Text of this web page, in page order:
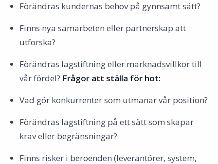
Förändras kundernas behov på gynnsamt sätt?
Finns nya samarbeten eller partnerskap att
utforska?
Förändras lagstiftning eller marknadsvillkor till
vår fördel? Frågor att ställa för hot:
Vad gör konkurrenter som utmanar vår position?
Förändras lagstiftning på ett sätt som skapar
krav eller begränsningar?
Finns risker i beroenden (leverantörer, system,